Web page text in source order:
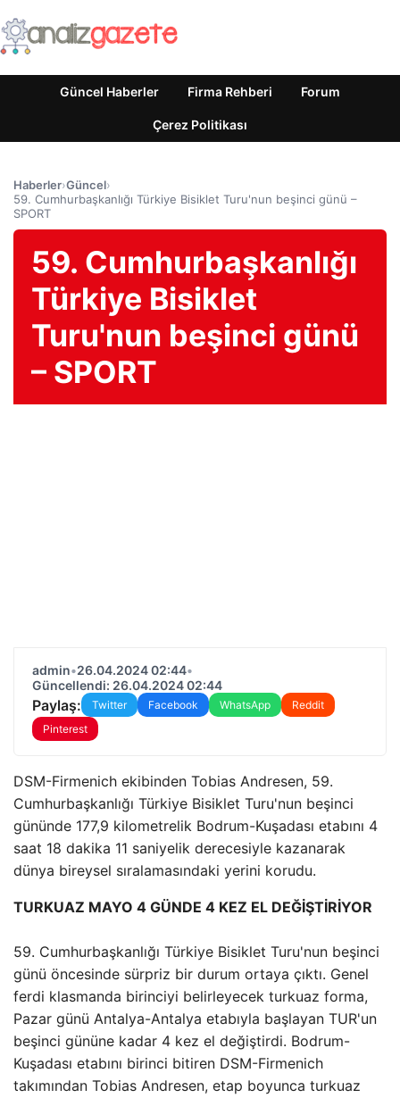
Güncel Haberler Firma Rehberi Forum
Çerez Politikası
Haberler›Güncel›
59. Cumhurbaşkanlığı Türkiye Bisiklet Turu'nun beşinci günü –
SPORT
59. Cumhurbaşkanlığı
Türkiye Bisiklet
Turu'nun beşinci günü
– SPORT
admin•26.04.2024 02:44•
Güncellendi: 26.04.2024 02:44
Paylaş: Twitter Facebook WhatsApp
Reddit
Pinterest
DSM-Firmenich ekibinden Tobias Andresen, 59.
Cumhurbaşkanlığı Türkiye Bisiklet Turu'nun beşinci
gününde 177,9 kilometrelik Bodrum-Kuşadası etabını 4
saat 18 dakika 11 saniyelik derecesiyle kazanarak
dünya bireysel sıralamasındaki yerini korudu.
TURKUAZ MAYO 4 GÜNDE 4 KEZ EL DEĞİŞTİRİYOR
59. Cumhurbaşkanlığı Türkiye Bisiklet Turu'nun beşinci
günü öncesinde sürpriz bir durum ortaya çıktı. Genel
ferdi klasmanda birinciyi belirleyecek turkuaz forma,
Pazar günü Antalya-Antalya etabıyla başlayan TUR'un
beşinci gününe kadar 4 kez el değiştirdi. Bodrum-
Kuşadası etabını birinci bitiren DSM-Firmenich
takımından Tobias Andresen, etap boyunca turkuaz